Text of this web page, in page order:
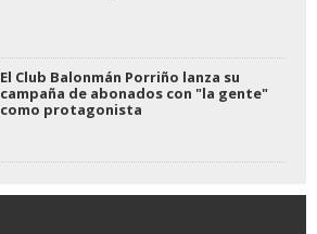
El Club Balonmán Porriño lanza su
campaña de abonados con "la gente"
como protagonista